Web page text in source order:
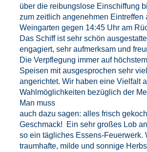
über die reibungslose Einschiffung
zum zeitlich angenehmen Eintreffen
Weingarten gegen 14:45 Uhr am
Das Schiff ist sehr schön
engagiert, sehr aufmerksam und
Die Verpflegung immer auf
Speisen mit ausgesprochen sehr
angerichtet. Wir haben eine Vielfalt
Wahlmöglichkeiten bezüglich der
Man muss
auch dazu sagen: alles frisch
Geschmack! Ein sehr großes Lob
so ein tägliches Essens-Feuerwerk.
traumhafte, milde und sonnige